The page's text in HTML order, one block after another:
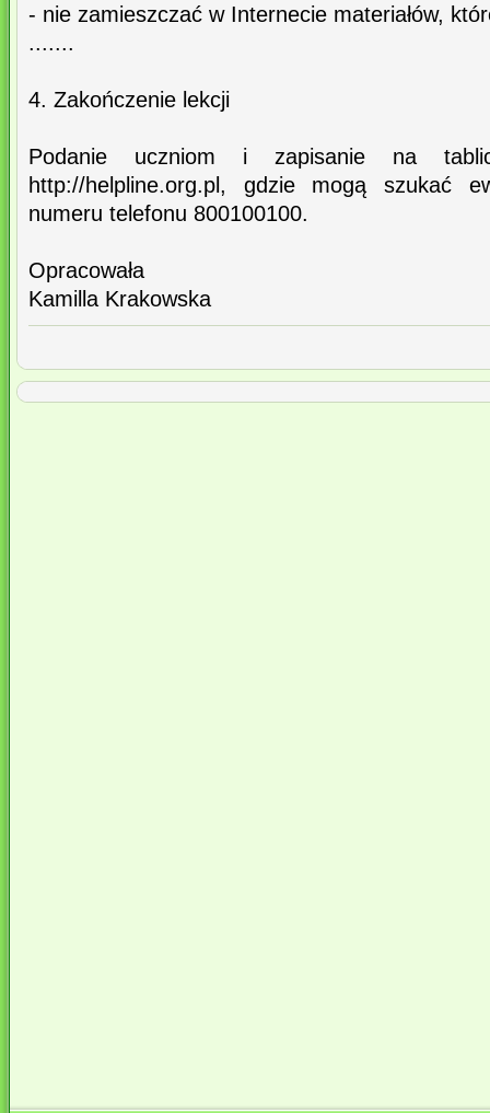
- nie zamieszczać w Internecie materiałów,
.......
4. Zakończenie lekcji
Podanie uczniom i zapisanie na
http://helpline.org.pl, gdzie mogą szukać
numeru telefonu 800100100.
Opracowała
Kamilla Krakowska